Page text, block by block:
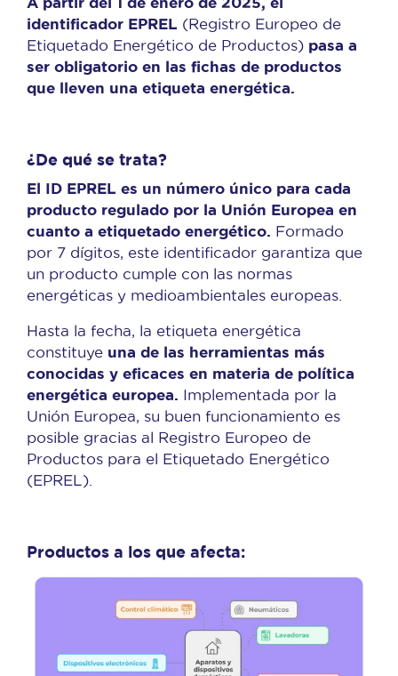
identificador EPREL (Registro Europeo de
Etiquetado Energético de Productos) pasa a
ser obligatorio en las fichas de productos
que lleven una etiqueta energética.
¿De qué se trata?
El ID EPREL es un número único para cada
producto regulado por la Unión Europea en
cuanto a etiquetado energético.
Formado
por 7 dígitos, este identificador garantiza que
un producto cumple con las normas
energéticas y medioambientales europeas.
Hasta la fecha, la etiqueta energética
constituye una de las herramientas más
conocidas y eficaces en materia de política
energética europea.
Implementada por la
Unión Europea, su buen funcionamiento es
posible gracias al Registro Europeo de
Productos para el Etiquetado Energético
(EPREL).
Productos a los que afecta: